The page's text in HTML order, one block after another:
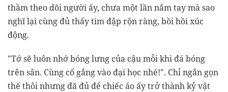
thầm theo dõi người ấy, chưa một lần nắm tay mà sao
nghĩ lại cùng đủ thấy tim đập rộn ràng, bồi hồi xúc
động.
"Tớ sẽ luôn nhớ bóng lưng của cậu mỗi khi đá bóng
trên sân. Cùng cố gắng vào đại học nhé!". Chỉ ngắn gọn
thế thôi nhưng đã đủ để chiếc áo ấy trở thành kỷ vật